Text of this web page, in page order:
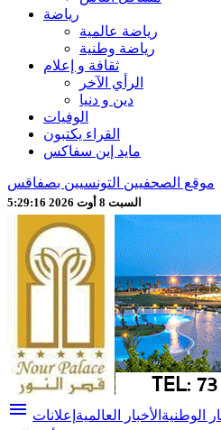
رياضة
رياضة عالمية
رياضة وطنية
ثقافة و إعلام
الرأي الآخر
دين و دنيا
الوفيات
القراء يكتبون
مايد إين سفاكس
موقع الصحفيين التونسيين بصفاقس
السبت 8 أوت 2026 5:29:18
menu الوطنية الأخبار العالمية إعلانات